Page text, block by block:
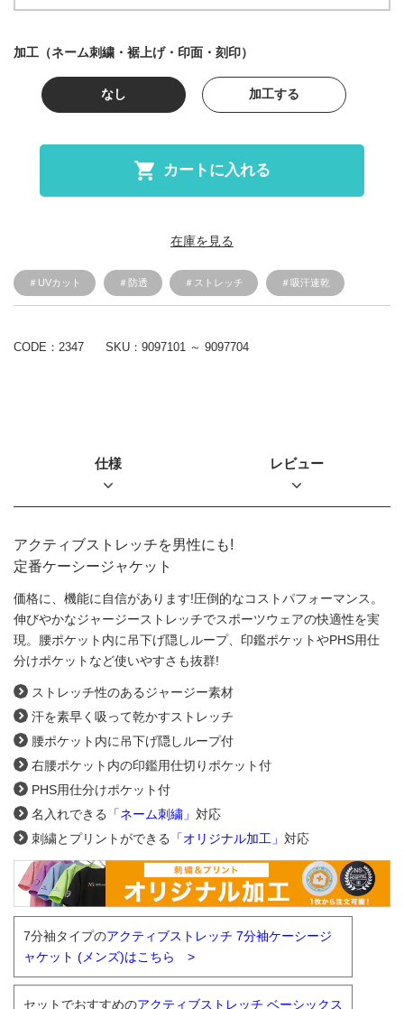
加工（ネーム刺繍・裾上げ・印面・刻印）
なし 加工する
カートに入れる
在庫を見る
＃UVカット ＃防透 ＃ストレッチ ＃吸汗速乾
CODE：2347 SKU： 9097101 ～ 9097704
仕様 レビュー
アクティブストレッチを男性にも!
定番ケーシージャケット
価格に、機能に自信があります!圧倒的なコストパフォーマンス。
伸びやかなジャージーストレッチでスポーツウェアの快適性を実
現。 腰ポケット内に吊下げ隠しループ、印鑑ポケットやPHS用仕
分けポケットなど使いやすさも抜群!
ストレッチ性のあるジャージー素材
汗を素早く吸って乾かすストレッチ
腰ポケット内に吊下げ隠しループ付
右腰ポケット内の印鑑用仕切りポケット付
PHS用仕分けポケット付
名入れできる
「ネーム刺繍」 対応
刺繍とプリントができる
「オリジナル加工」 対応
7分袖タイプのアクティブストレッチ 7分袖ケーシージ
ャケット (メンズ)はこちら >
セットでおすすめのアクティブストレッチ ベーシックス